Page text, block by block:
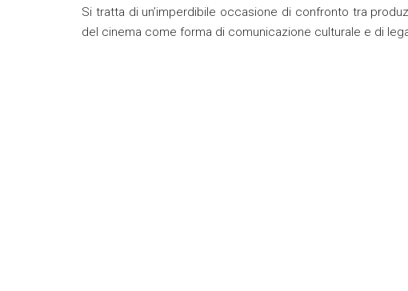
Si tratta di un’imperdibile occasione di confronto tra
del cinema come forma di comunicazione culturale e di